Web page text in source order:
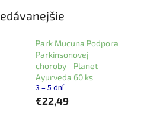
Park Mucuna Podpora
Parkinsonovej
choroby - Planet
Ayurveda 60 ks
3 – 5 dní
€22,49